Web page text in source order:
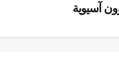
آسيوية